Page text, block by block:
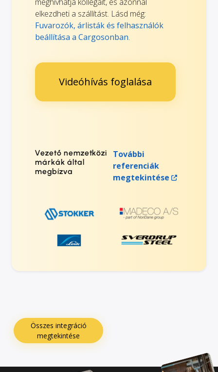
elkezdheti a szállítást. Lásd még:
Fuvarozók, árlisták és felhasználók
beállítása a Cargosonban.
Videóhívás foglalása
Vezető nemzetközi
márkák által
megbízva
További
referenciák
megtekintése
Összes integráció
megtekintése